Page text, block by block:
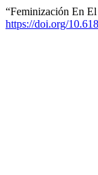
“Feminización En
https://doi.org/